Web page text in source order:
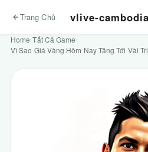
Trang Chủ vlive-
Home ›Tất Cả Game
Vì Sao Giá Vàng Hôm Nay Tăng Tới Vài